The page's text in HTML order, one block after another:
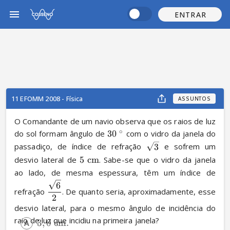
ENTRAR
11 EFOMM 2008 - Física ASSUNTOS
O Comandante de um navio observa que os raios de luz
do sol formam ângulo de 30 ∘ com o vidro da janela do
passadiço, de índice de refração
3 e sofrem um
desvio lateral de 5 cm. Sabe-se que o vidro da janela
ao lado, de mesma espessura, têm um índice de
refração
2
6
. De quanto seria, aproximadamente, esse
desvio lateral, para o mesmo ângulo de incidência do
raio de luz que incidiu na primeira janela?
3,0 cm.